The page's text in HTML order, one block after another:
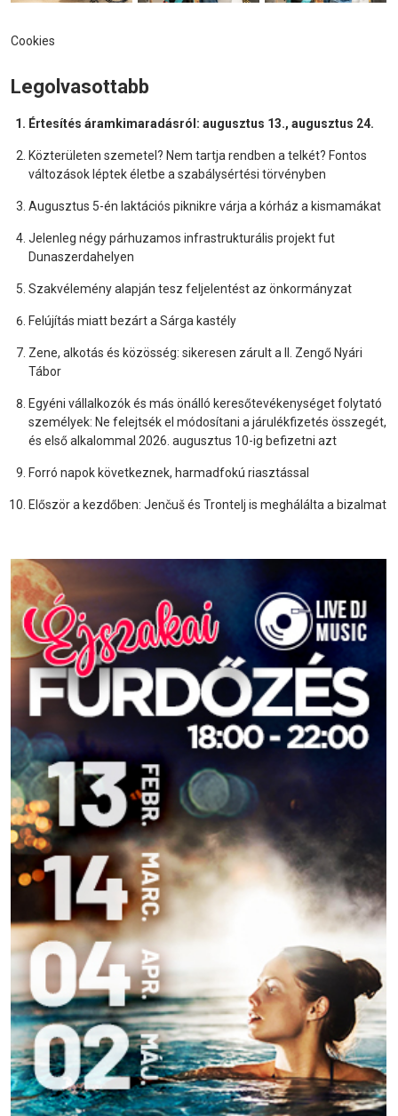
Cookies
Legolvasottabb
Értesítés áramkimaradásról: augusztus 13., augusztus 24.
Közterületen szemetel? Nem tartja rendben a telkét? Fontos
változások léptek életbe a szabálysértési törvényben
Augusztus 5-én laktációs piknikre várja a kórház a kismamákat
Jelenleg négy párhuzamos infrastrukturális projekt fut
Dunaszerdahelyen
Szakvélemény alapján tesz feljelentést az önkormányzat
Felújítás miatt bezárt a Sárga kastély
Zene, alkotás és közösség: sikeresen zárult a II. Zengő Nyári
Tábor
Egyéni vállalkozók és más önálló keresőtevékenységet folytató
személyek: Ne felejtsék el módosítani a járulékfizetés összegét,
és első alkalommal 2026. augusztus 10-ig befizetni azt
Forró napok következnek, harmadfokú riasztással
Először a kezdőben: Jenčuš és Trontelj is meghálálta a bizalmat